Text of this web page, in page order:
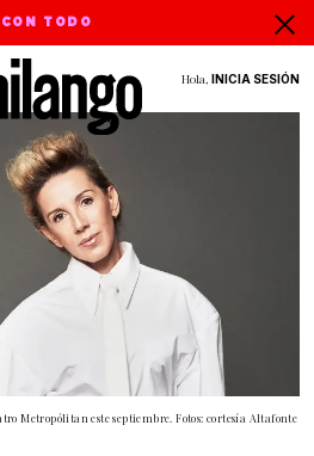
CON TODO
Hola, INICIA SESIÓN
Metropólitan este septiembre. Fotos: cortesía Altafonte